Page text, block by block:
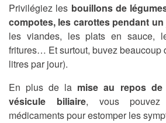
Privilégiez les bouillons de
compotes, les carottes pendant
les viandes, les plats en sauce,
fritures… Et surtout, buvez beaucoup
litres par jour).
En plus de la mise au repos de
vésicule biliaire, vous pouvez
médicaments pour estomper les